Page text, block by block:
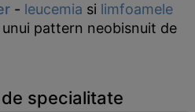
- leucemia si limfoamele
pattern neobisnuit de
specialitate